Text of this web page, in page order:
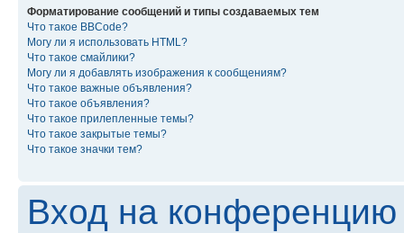
Форматирование сообщений и типы создаваемых тем
Что такое BBCode?
Могу ли я использовать HTML?
Что такое смайлики?
Могу ли я добавлять изображения к сообщениям?
Что такое важные объявления?
Что такое объявления?
Что такое прилепленные темы?
Что такое закрытые темы?
Что такое значки тем?
Вход на конференцию